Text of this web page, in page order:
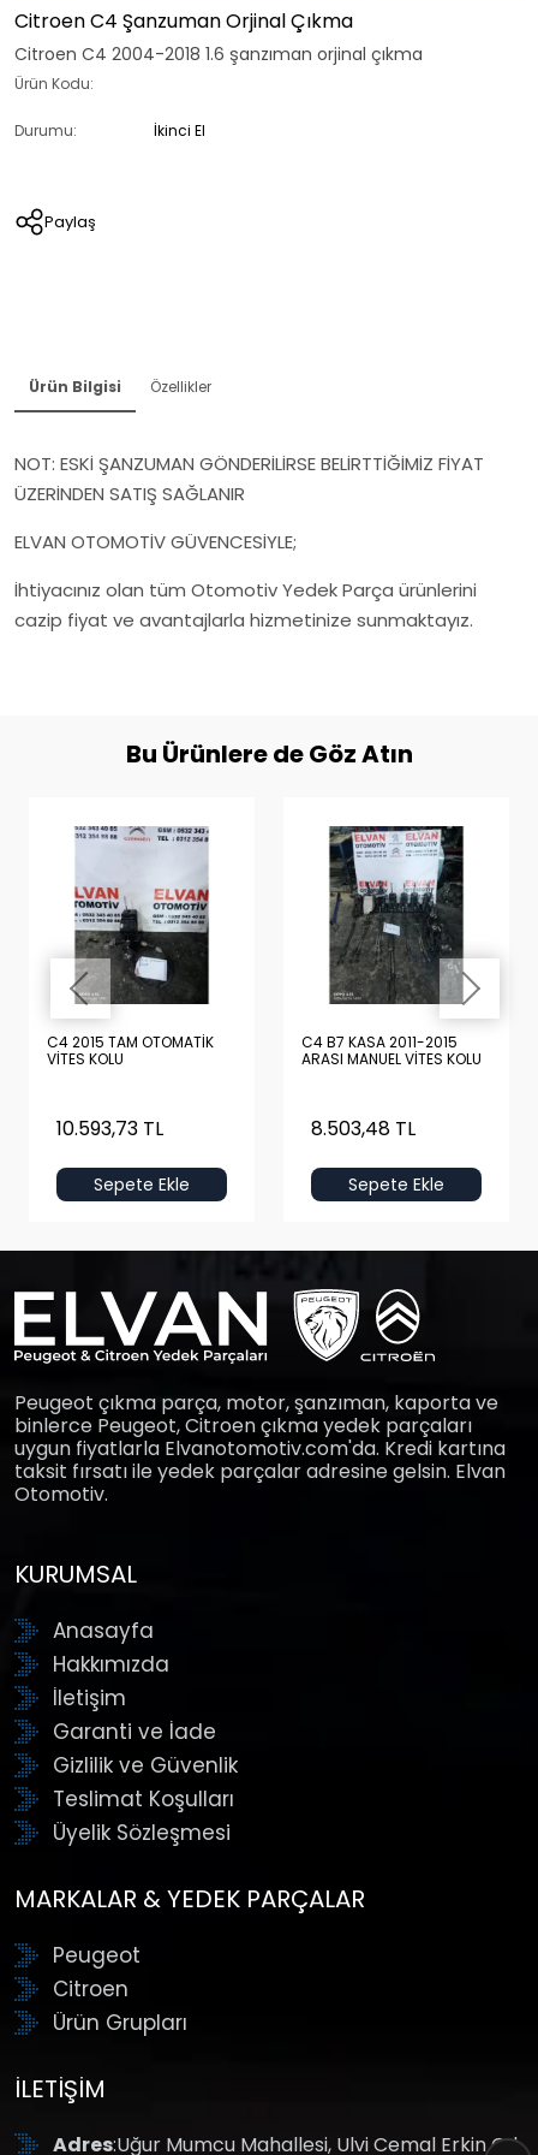
Citroen C4 Şanzuman Orjinal Çıkma
Citroen C4 2004-2018 1.6 şanzıman orjinal çıkma
Ürün Kodu:
Durumu: İkinci El
Paylaş
Ürün Bilgisi Özellikler
NOT: ESKİ ŞANZUMAN GÖNDERİLİRSE BELİRTTİĞİMİZ FİYAT
ÜZERİNDEN SATIŞ SAĞLANIR
ELVAN OTOMOTİV GÜVENCESİYLE;
İhtiyacınız olan tüm Otomotiv Yedek Parça ürünlerini
cazip fiyat ve avantajlarla hizmetinize sunmaktayız.
Bu Ürünlere de Göz Atın
C4 2015 TAM OTOMATİK
VİTES KOLU
10.593,73 TL
Sepete Ekle
C4 B7 KASA 2011-2015
ARASI MANUEL VİTES KOLU
8.503,48 TL
Sepete Ekle
Peugeot çıkma parça, motor, şanzıman, kaporta ve
binlerce Peugeot, Citroen çıkma yedek parçaları
uygun fiyatlarla Elvanotomotiv.com'da. Kredi kartına
taksit fırsatı ile yedek parçalar adresine gelsin. Elvan
Otomotiv.
KURUMSAL
Anasayfa
Hakkımızda
İletişim
Garanti ve İade
Gizlilik ve Güvenlik
Teslimat Koşulları
Üyelik Sözleşmesi
MARKALAR & YEDEK PARÇALAR
Peugeot
Citroen
Ürün Grupları
İLETIŞIM
Adres:Uğur Mumcu Mahallesi, Ulvi Cemal Erkin Cd.